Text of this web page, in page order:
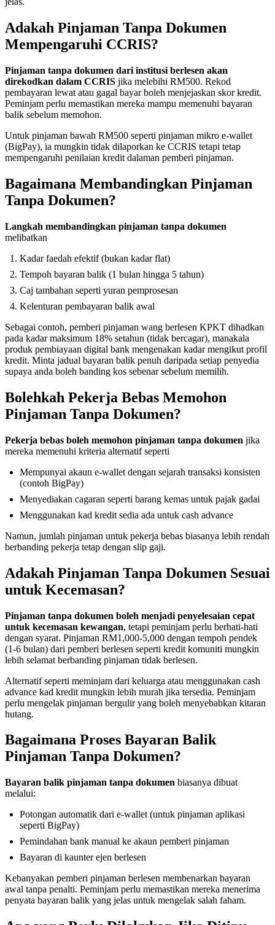
Adakah Pinjaman Tanpa Dokumen
Mempengaruhi CCRIS?
Pinjaman tanpa dokumen dari institusi berlesen akan
direkodkan dalam CCRIS jika melebihi RM500. Rekod
pembayaran lewat atau gagal bayar boleh menjejaskan skor kredit.
Peminjam perlu memastikan mereka mampu memenuhi bayaran
balik sebelum memohon.
Untuk pinjaman bawah RM500 seperti pinjaman mikro e-wallet
(BigPay), ia mungkin tidak dilaporkan ke CCRIS tetapi tetap
mempengaruhi penilaian kredit dalaman pemberi pinjaman.
Bagaimana Membandingkan Pinjaman
Tanpa Dokumen?
Langkah membandingkan pinjaman tanpa dokumen
melibatkan
Kadar faedah efektif (bukan kadar flat)
Tempoh bayaran balik (1 bulan hingga 5 tahun)
Caj tambahan seperti yuran pemprosesan
Kelenturan pembayaran balik awal
Sebagai contoh, pemberi pinjaman wang berlesen KPKT dihadkan
pada kadar maksimum 18% setahun (tidak bercagar), manakala
produk pembiayaan digital bank mengenakan kadar mengikut profil
kredit. Minta jadual bayaran balik penuh daripada setiap penyedia
supaya anda boleh banding kos sebenar sebelum memilih.
Bolehkah Pekerja Bebas Memohon
Pinjaman Tanpa Dokumen?
Pekerja bebas boleh memohon pinjaman tanpa dokumen jika
mereka memenuhi kriteria alternatif seperti
Mempunyai akaun e-wallet dengan sejarah transaksi konsisten
(contoh BigPay)
Menyediakan cagaran seperti barang kemas untuk pajak gadai
Menggunakan kad kredit sedia ada untuk cash advance
Namun, jumlah pinjaman untuk pekerja bebas biasanya lebih rendah
berbanding pekerja tetap dengan slip gaji.
Adakah Pinjaman Tanpa Dokumen Sesuai
untuk Kecemasan?
Pinjaman tanpa dokumen boleh menjadi penyelesaian cepat
untuk kecemasan kewangan, tetapi peminjam perlu berhati-hati
dengan syarat. Pinjaman RM1,000-5,000 dengan tempoh pendek
(1-6 bulan) dari pemberi berlesen seperti kredit komuniti mungkin
lebih selamat berbanding pinjaman tidak berlesen.
Alternatif seperti meminjam dari keluarga atau menggunakan cash
advance kad kredit mungkin lebih murah jika tersedia. Peminjam
perlu mengelak pinjaman bergulir yang boleh menyebabkan kitaran
hutang.
Bagaimana Proses Bayaran Balik
Pinjaman Tanpa Dokumen?
Bayaran balik pinjaman tanpa dokumen biasanya dibuat
melalui:
Potongan automatik dari e-wallet (untuk pinjaman aplikasi
seperti BigPay)
Pemindahan bank manual ke akaun pemberi pinjaman
Bayaran di kaunter ejen berlesen
Kebanyakan pemberi pinjaman berlesen membenarkan bayaran
awal tanpa penalti. Peminjam perlu memastikan mereka menerima
penyata bayaran balik yang jelas untuk mengelak salah faham.